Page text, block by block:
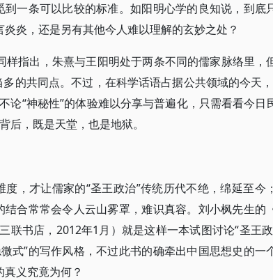
到一条可以比较的标准。如阳明心学的良知说，到底
炎，还是另有其他今人难以理解的玄妙之处？
指出，朱熹与王阳明处于两条不同的儒家脉络里，
的共同点。不过，在科学话语占据公共领域的今天
论“神秘性”的体验难以分享与普遍化，只需看看今日
后，既是天堂，也是地狱。
度，才让儒家的“圣王政治”传统历代不绝，绵延至今
结合常常会令人云山雾罩，难识真容。刘小枫先生的
联书店，2012年1月）就是这样一本试图讨论“圣王
式”的写作风格，不过此书的确牵出中国思想史的一
义究竟为何？